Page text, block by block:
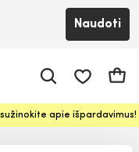
Naudoti
apie išpardavimus!